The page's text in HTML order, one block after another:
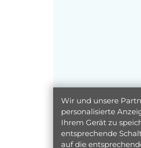
Wir und unsere
personalisierte
Ihrem Gerät zu
entsprechende
auf die